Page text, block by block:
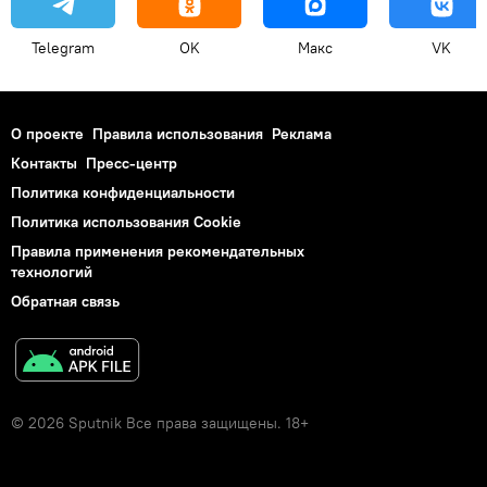
Telegram OK Макс VK
О проекте Правила использования Реклама
Контакты Пресс-центр
Политика конфиденциальности
Политика использования Cookie
Правила применения рекомендательных
технологий
Обратная связь
© 2026 Sputnik Все права защищены. 18+